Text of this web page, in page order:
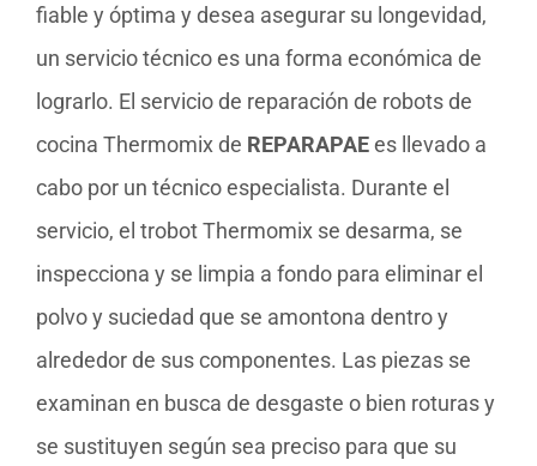
fiable y óptima y desea asegurar su longevidad,
un servicio técnico es una forma económica de
lograrlo. El servicio de reparación de robots de
cocina Thermomix de REPARAPAEes llevado a
cabo por un técnico especialista. Durante el
servicio, el trobot Thermomix se desarma, se
inspecciona y se limpia a fondo para eliminar el
polvo y suciedad que se amontona dentro y
alrededor de sus componentes. Las piezas se
examinan en busca de desgaste o bien roturas y
se sustituyen según sea preciso para que su